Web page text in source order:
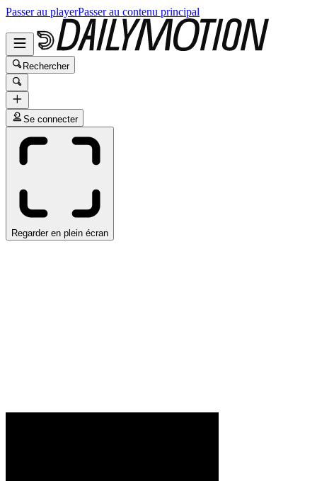
Passer au playerPasser au contenu principal
Rechercher
Se connecter
Regarder en plein écran